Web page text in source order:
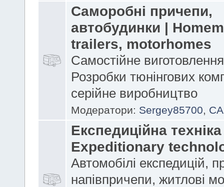
Саморобні причепи,
автобудинки |
trailers, motorhomes
Самостійне
Розробки тюнінгових
серійне виробництво
Модератори: Sergey85700,
Експедиційна
Expeditionary
Автомобілі експедицій,
напівпричепи, житлові